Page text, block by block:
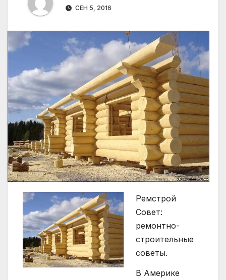
СЕН 5, 2016
Ремстрой
Совет:
ремонтно-
строительные
советы.
В Америке